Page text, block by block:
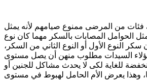
فئات من المرضى ممنوع صيامهم لأنه يمثل
الحوامل المصابات بالسكر مهما كان نوع
سكر النوع الأول أو النوع الثاني من السكر،
السيدات مطلوب منهن أن يصل مستوى
للغاية لكى لا يحدث مشاكل للجنين أو
وهذا يعرض الأم الحامل لهبوط في مستوى